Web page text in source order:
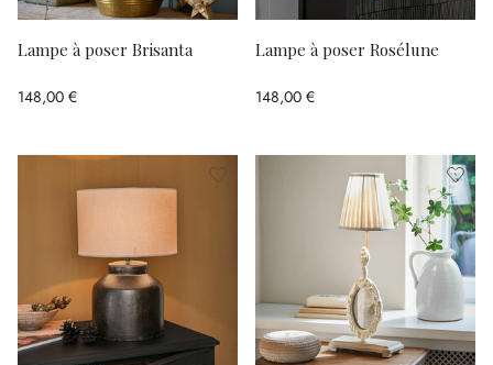
Lampe à poser Brisanta
148,00 €
Lampe à poser Rosélune
148,00 €